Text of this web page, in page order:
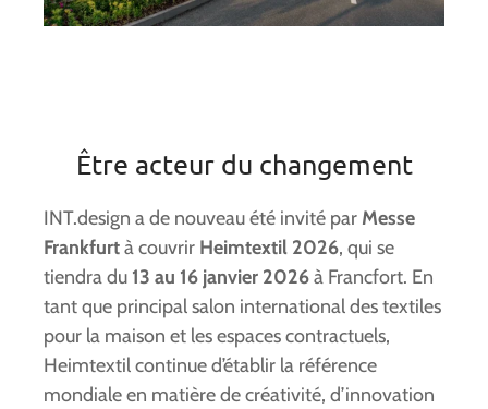
Être acteur du changement
INT.design a de nouveau été invité par Messe
Frankfurtà couvrir Heimtextil 2026, qui se
tiendra du 13 au 16 janvier 2026à Francfort. En
tant que principal salon international des textiles
pour la maison et les espaces contractuels,
Heimtextil continue d’établir la référence
mondiale en matière de créativité, d’innovation